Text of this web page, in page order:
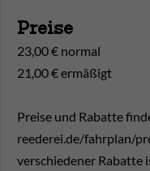
Preise
23,00 € normal
21,00 € ermäßigt
Preise und Rabatte
reederei.de/fahrplan/
verschiedener Rabatte